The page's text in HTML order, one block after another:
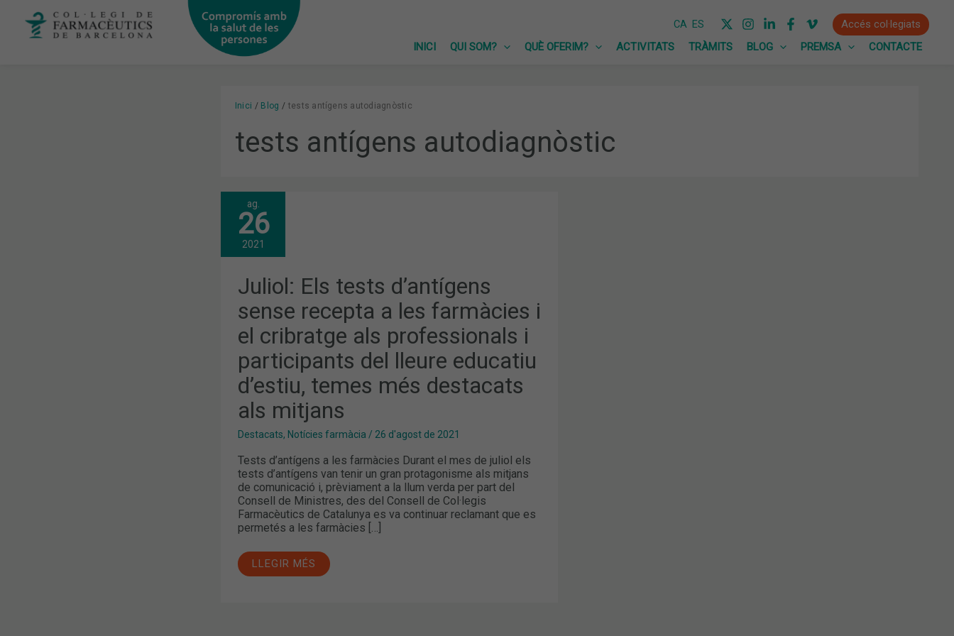
CA ES
Accés col·legiats
INICI
QUI SOM? QUÈ OFERIM? ACTIVITATS TRÀMITS BLOG PREMSA CONTACTE
Inici Blog tests antígens autodiagnòstic
tests antígens autodiagnòstic
ag.
26
2021
Juliol: Els tests d’antígens
sense recepta a les farmàcies i
el cribratge als professionals i
participants del lleure educatiu
d’estiu, temes més destacats
als mitjans
Destacats, Notícies farmàcia / 26 d'agost de 2021
Tests d’antígens a les farmàcies Durant el mes de juliol els
tests d’antígens van tenir un gran protagonisme als mitjans
de comunicació i, prèviament a la llum verda per part del
Consell de Ministres, des del Consell de Col·legis
Farmacèutics de Catalunya es va continuar reclamant que es
permetés a les farmàcies […]
JULIOL:
ELS
TESTS
D’ANTÍGENS
SENSE
FARMÀCIES
I
EL
CRIBRATGE
ALS
PROFESSIONALS
I
PARTICIPANTS
DEL
LLEURE
EDUCATIU
D’ESTIU,
MÉS
ALS
MITJANS
LLEGIR MÉS